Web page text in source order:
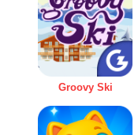
Groovy Ski